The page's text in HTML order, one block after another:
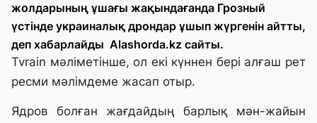
жолдарының ұшағы жақындағанда Грозный
үстінде украиналық дрондар ұшып жүргенін айтты,
деп хабарлайды Аlashorda.kz сайты.
Tvrain мәліметінше, ол екі күннен бері алғаш рет
ресми мәлімдеме жасап отыр.
Ядров болған жағдайдың барлық мән-жайын